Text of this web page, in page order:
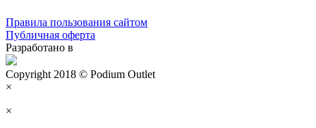
Правила пользования сайтом
Публичная оферта
Разработано в
Copyright 2018 © Podium Outlet
×
×